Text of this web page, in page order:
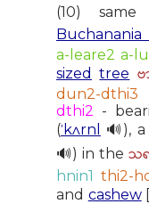
(10)
Buchanania
a-leare2 a-
sized
tree
dun2-dthi3
dthi2
-
(ˈkʌrnl 🔊), a
🔊) in the သ
hnin1 thi2-
and cashew